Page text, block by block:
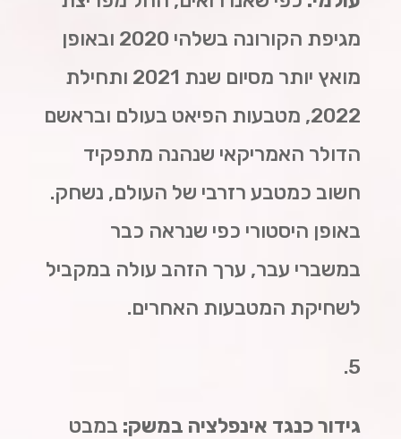
מגיפת הקורונה בשלהי 2020 ובאופן
מואץ יותר מסיום שנת 2021 ותחילת
2022, מטבעות הפיאט בעולם ובראשם
הדולר האמריקאי שנהנה מתפקיד
חשוב כמטבע רזרבי של העולם, נשחק.
באופן היסטורי כפי שנראה כבר
במשברי עבר, ערך הזהב עולה במקביל
לשחיקת המטבעות האחרים.
5.
גידור כנגד אינפלציה במשק: במבט